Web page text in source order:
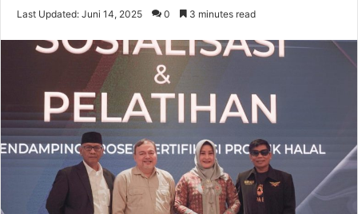
Last Updated: Juni 14, 2025 0 3 minutes read